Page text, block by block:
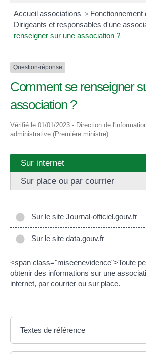
Accueil associations > Fonctionnement
Dirigeants et responsables d'une
renseigner sur une association ?
Question-réponse
Comment se renseigner
association ?
Vérifié le 01/01/2023 - Direction de
administrative (Première ministre)
Sur internet
Sur place ou par courrier
Sur le site Journal-officiel.gouv.fr
Sur le site data.gouv.fr
<span class="miseenevidence">Toute
obtenir des informations sur une
internet, par courrier ou sur place.
Textes de référence